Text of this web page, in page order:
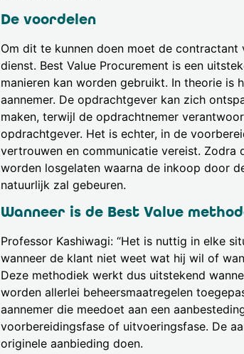
De voordelen
Om dit te kunnen doen moet de
dienst. Best Value Procurement is een
manieren kan worden gebruikt. In theorie
aannemer. De opdrachtgever kan zich
maken, terwijl de opdrachtnemer
opdrachtgever. Het is echter, in de
vertrouwen en communicatie vereist.
worden losgelaten waarna de inkoop door
natuurlijk zal gebeuren.
Wanneer is de Best Value
Professor Kashiwagi: “Het is nuttig in elke
wanneer de klant niet weet wat hij wil of
Deze methodiek werkt dus uitstekend
worden allerlei beheersmaatregelen
aannemer die meedoet aan een
voorbereidingsfase of uitvoeringsfase. De
originele aanbieding doen.